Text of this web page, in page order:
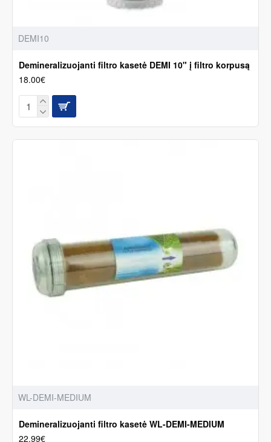
DEMI10
Demineralizuojanti filtro kasetė DEMI 10" į filtro korpusą
18.00€
WL-DEMI-MEDIUM
Demineralizuojanti filtro kasetė WL-DEMI-MEDIUM
22.99€